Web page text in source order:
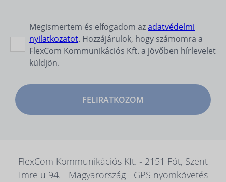
Megismertem és elfogadom azadatvédelmi
nyilatkozatot. Hozzájárulok, hogy számomra a
FlexCom Kommunikációs Kft. a jövőben hírlevelet
küldjön.
FELIRATKOZOM
FlexCom Kommunikációs Kft. - 2151 Fót, Szent
Imre u 94. - Magyarország - GPS nyomkövetés